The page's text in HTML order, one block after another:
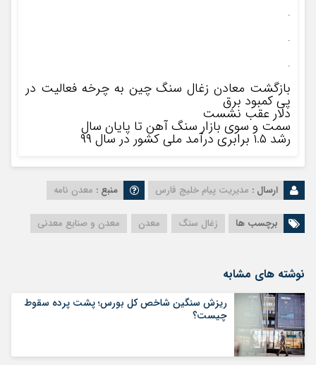
.
.
.
بازگشت معادن زغال سنگ چین به چرخه فعالیت در
پی کمبود برق
دلار عقب نشست
سمت و سوی بازار سنگ آهن تا پایان سال
رشد ۱.۵ برابری درآمد ملی کشور در سال ۹۹
ارسال : مدیریت پیام خلیج فارس منبع : معدن نامه
برچسب ها زغال سنگ معدن معدن و صنایع معدنی
نوشته های مشابه
ریزش سنگین شاخص کل بورس؛ پشت پرده سقوط
چیست؟